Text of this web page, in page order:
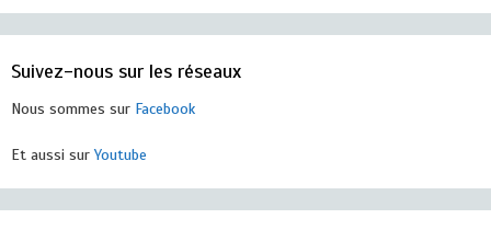
Suivez-nous sur les réseaux
Nous sommes sur Facebook
Et aussi surYoutube